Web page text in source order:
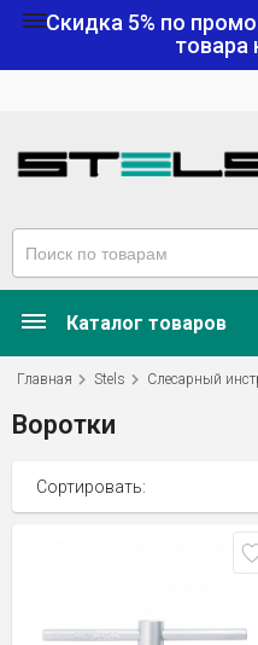
Скидка 5% по
товара
Каталог товаров
Главная Stels Слесарный
Воротки
Сортировать: